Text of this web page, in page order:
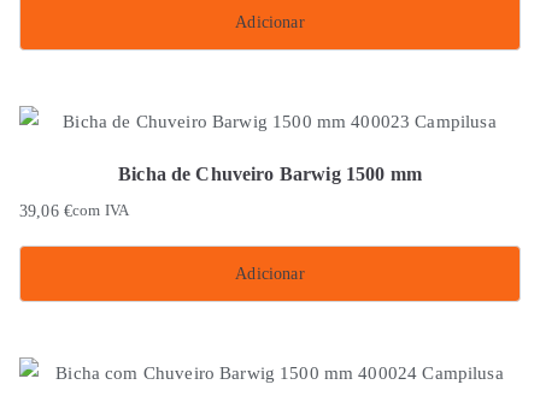
the
Adicionar
Bicha de Chuveiro Barwig 1500 mm
39,06 €com IVA
Adicionar